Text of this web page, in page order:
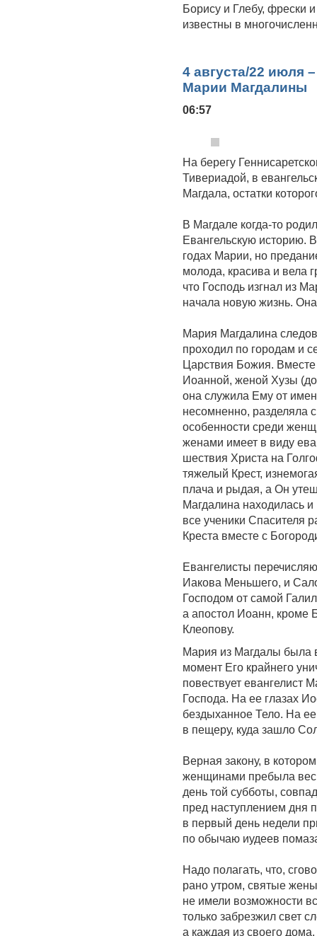
Борису и Глебу, фрески
известны в
4 августа/22 июля
Марии Магдалины
06:57
На берегу
Тивериадой, в
Магдала, остатки
В Магдале когда-то
Евангельскую историю.
годах Марии, но
молода, красива и вела
что Господь изгнал из
начала новую жизнь.
Мария Магдалина
проходил по городам и
Царствия Божия.
Иоанной, женой Хузы
она служила Ему от
несомненно, разделяла
особенности среди
женами имеет в виду
шествия Христа на
тяжелый Крест,
плача и рыдая, а Он
Магдалина находилась
все ученики Спасителя
Креста вместе с
Евангелисты
Иакова Меньшего, и
Господом от самой
а апостол Иоанн, кроме
Клеопову.
Мария из Магдалы была
момент Его крайнего
повествует евангелист
Господа. На ее глазах
бездыханное Тело. На
в пещеру, куда зашло
Верная закону, в
женщинами пребыла
день той субботы,
пред наступлением дня
в первый день недели
по обычаю иудеев
Надо полагать, что,
рано утром, святые
не имели возможности
только забрезжил свет
а каждая из своего дома.